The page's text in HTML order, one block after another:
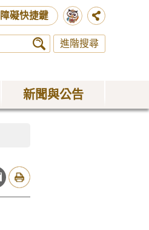
礙快捷鍵
進階搜尋
新聞與公告